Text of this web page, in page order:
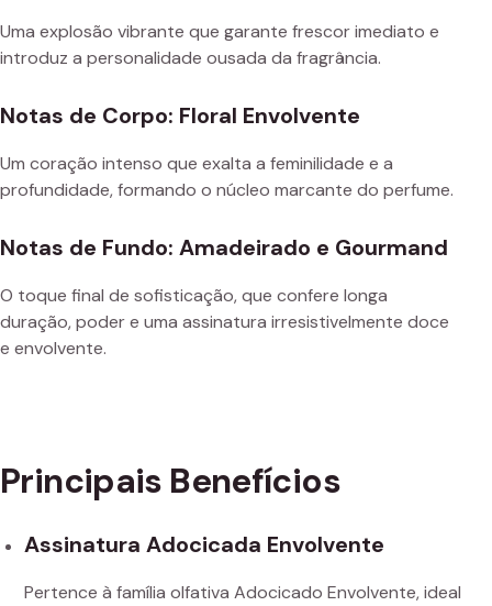
Uma explosão vibrante que garante frescor imediato e
introduz a personalidade ousada da fragrância.
Notas de Corpo: Floral Envolvente
Um coração intenso que exalta a feminilidade e a
profundidade, formando o núcleo marcante do perfume.
Notas de Fundo: Amadeirado e Gourmand
O toque final de sofisticação, que confere longa
duração, poder e uma assinatura irresistivelmente doce
e envolvente.
Principais Benefícios
Assinatura Adocicada Envolvente
Pertence à família olfativa Adocicado Envolvente, ideal